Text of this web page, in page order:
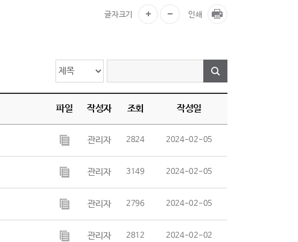
글자크기 인쇄
파일 작성자 조회 작성일
관리자 2824 2024-02-05
관리자 3149 2024-02-05
관리자 2796 2024-02-05
관리자 2812 2024-02-02